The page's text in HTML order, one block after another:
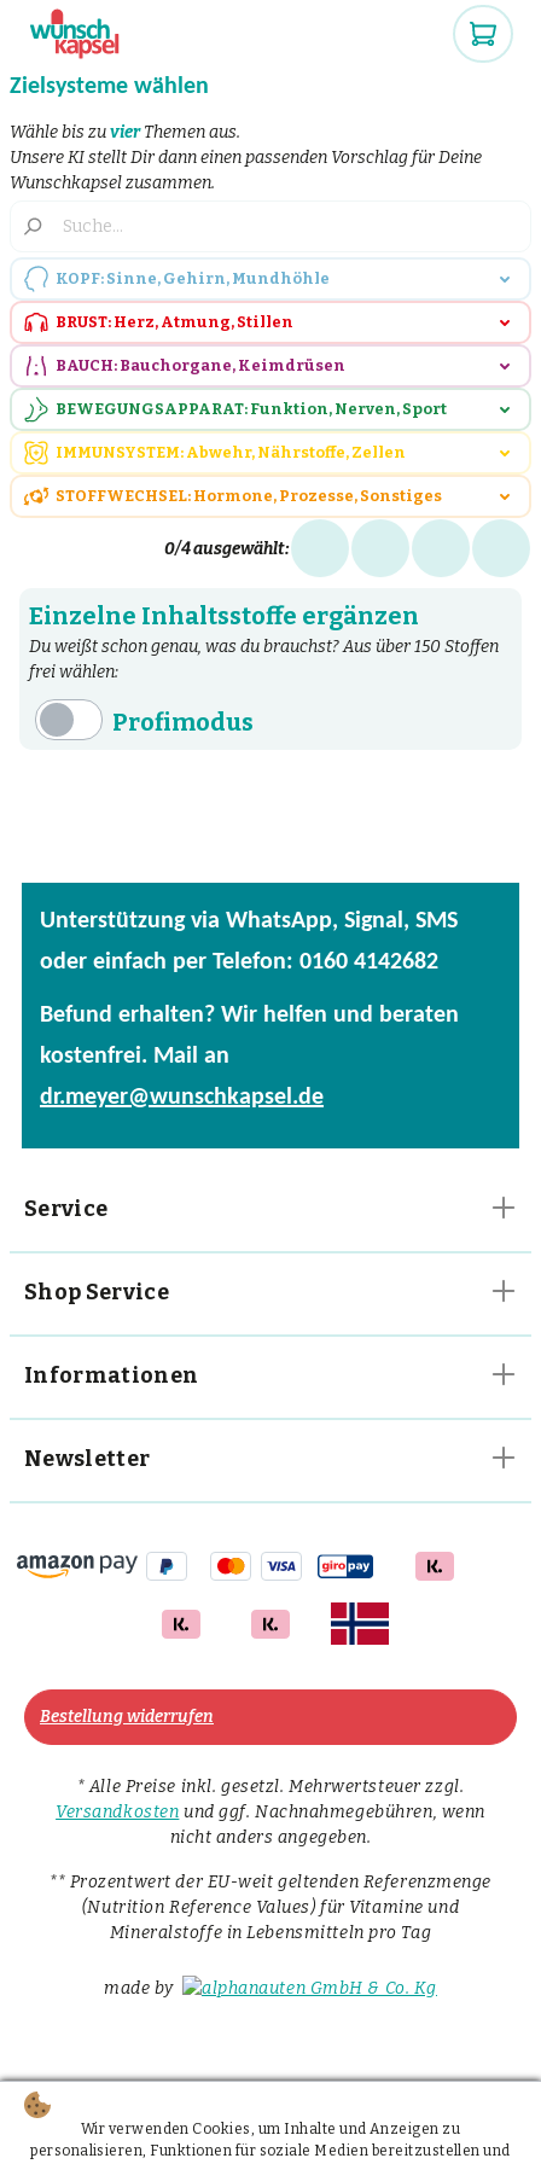
Zielsysteme wählen
Wähle bis zuvierThemen aus.
Unsere KI stellt Dir dann einen passenden Vorschlag für Deine
Wunschkapsel zusammen.
KOPF: Sinne, Gehirn, Mundhöhle
BRUST: Herz, Atmung, Stillen
BAUCH: Bauchorgane, Keimdrüsen
BEWEGUNGSAPPARAT: Funktion, Nerven, Sport
IMMUNSYSTEM: Abwehr, Nährstoffe, Zellen
STOFFWECHSEL: Hormone, Prozesse, Sonstiges
0/4 ausgewählt:
Einzelne Inhaltsstoffe ergänzen
Du weißt schon genau, was du brauchst? Aus über 150 Stoffen
frei wählen:
Profimodus
Fertige Mischungen
Kräuter
Vitalpilze
Vitamine
Unterstützung via WhatsApp, Signal, SMS
oder einfach per Telefon: 0160 4142682
Befund erhalten? Wir helfen und beraten
kostenfrei. Mail an
dr.meyer@wunschkapsel.de
Service
Shop Service
Informationen
Newsletter
Bestellung widerrufen
* Alle Preise inkl. gesetzl. Mehrwertsteuer zzgl.
Versandkosten und ggf. Nachnahmegebühren, wenn
nicht anders angegeben.
** Prozentwert der EU-weit geltenden Referenzmenge
(Nutrition Reference Values) für Vitamine und
Mineralstoffe in Lebensmitteln pro Tag
made by
Wir verwenden Cookies, um Inhalte und Anzeigen zu
personalisieren, Funktionen für soziale Medien bereitzustellen und